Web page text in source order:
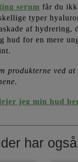
serum får du
typer
af hydrering,
hud for en mere
produkterne ved at
jeg min hud
har